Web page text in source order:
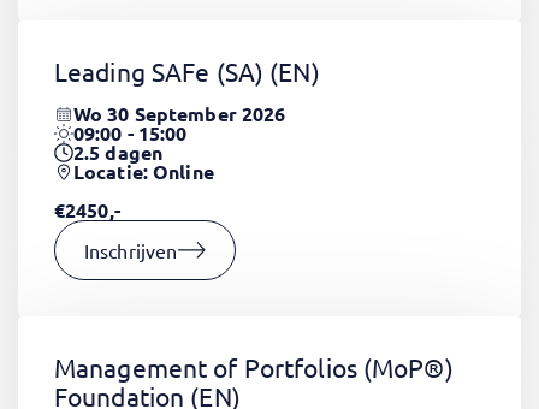
Leading SAFe (SA) (EN)
Wo 30 September 2026
09:00 - 15:00
2.5dagen
Locatie: Online
€2450,-
Inschrijven
Management of Portfolios (MoP®)
Foundation (EN)